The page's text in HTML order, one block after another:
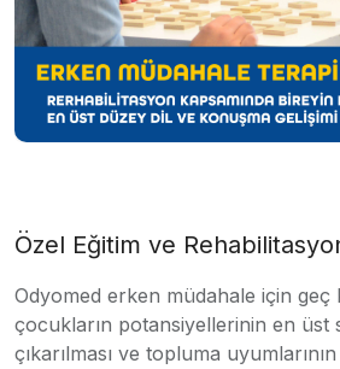
Özel Eğitim ve
Odyomed erken müdahale için geç
çocukların potansiyellerinin en üst
çıkarılması ve topluma